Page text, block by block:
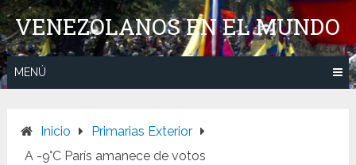
Saltar
al
contenido
VENEZOLANOS EN EL MUNDO
MENÚ
Inicio
Primarias Exterior
A -9°C París amanece de votos